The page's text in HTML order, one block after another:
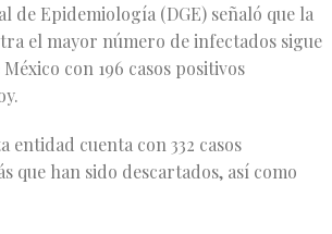
de Epidemiología (DGE) señaló que la
el mayor número de infectados sigue
con 196 casos positivos
entidad cuenta con 332 casos
que han sido descartados, así como